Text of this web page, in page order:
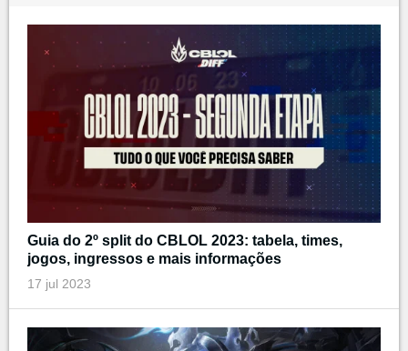
Guia do 2º split do CBLOL 2023: tabela, times,
jogos, ingressos e mais informações
17 jul 2023